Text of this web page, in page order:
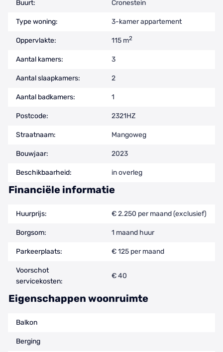
Buurt: Cronestein
Type woning: 3-kamer appartement
Oppervlakte: 115 m2
Aantal kamers: 3
Aantal slaapkamers: 2
Aantal badkamers: 1
Postcode: 2321HZ
Straatnaam: Mangoweg
Bouwjaar: 2023
Beschikbaarheid: in overleg
Financiële informatie
Huurprijs: € 2.250 per maand (exclusief)
Borgsom: 1 maand huur
Parkeerplaats: € 125 per maand
Voorschot
servicekosten:
€ 40
Eigenschappen woonruimte
Balkon
Berging